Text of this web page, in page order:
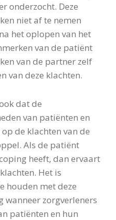
onderzocht. Deze
niet af te nemen
het oplopen van het
van de patiënt
van de partner zelf
van deze klachten.
dat de
van patiënten en
de klachten van de
Als de patiënt
heeft, dan ervaart
Het is
houden met deze
wanneer zorgverleners
patiënten en hun